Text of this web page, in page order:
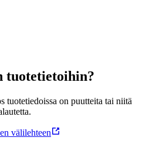
tuotetietoihin?
tuotetiedoissa on puutteita tai niitä
välilehteen